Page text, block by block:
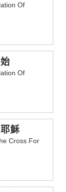
Of
Of
穌
Cross For